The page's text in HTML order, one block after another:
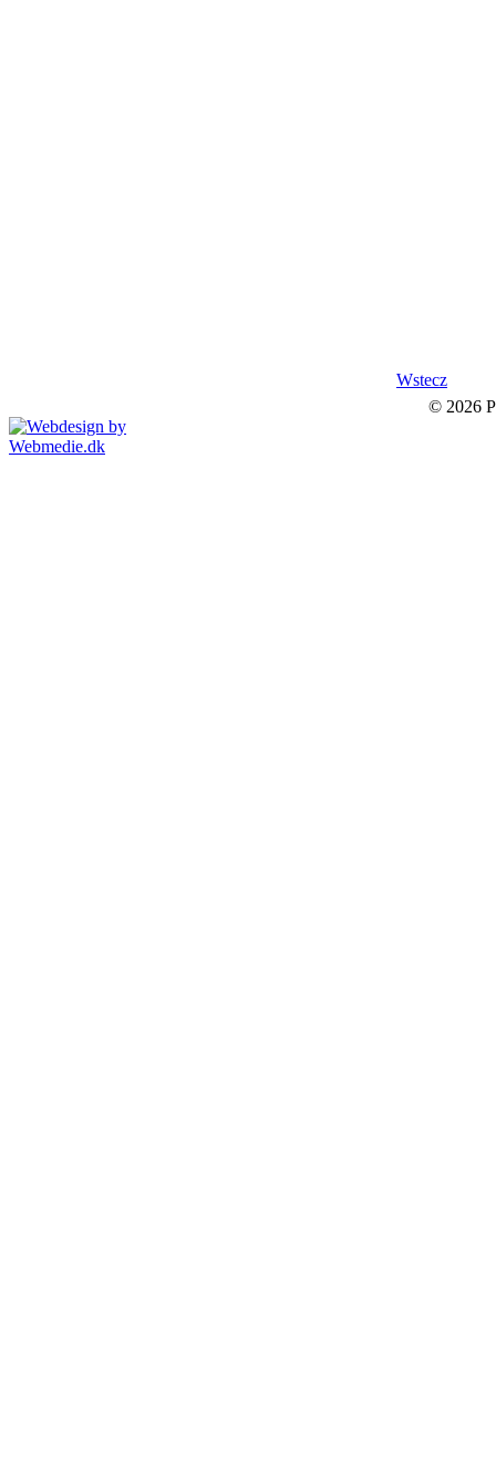
Wstecz
© 2026